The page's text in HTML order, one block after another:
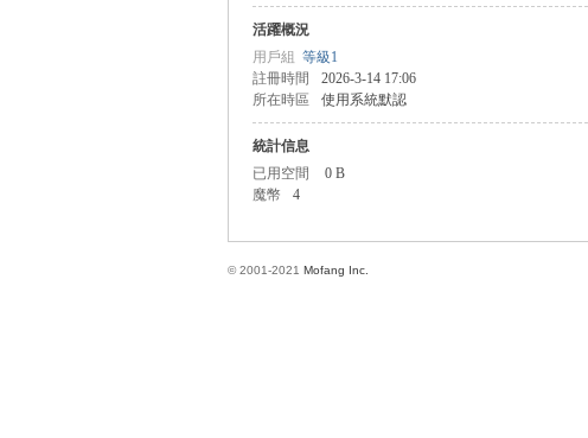
活躍概況
用戶組 等級1
註冊時間
2026-3-14 17:06
所在時區
使用系統默認
統計信息
已用空間
0 B
魔幣
4
© 2001-2021 Mofang Inc.